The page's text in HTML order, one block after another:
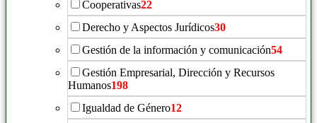
Cooperativas22
Derecho y Aspectos Jurídicos30
Gestión de la información y comunicación54
Gestión Empresarial, Dirección y Recursos
Humanos198
Igualdad de Género12